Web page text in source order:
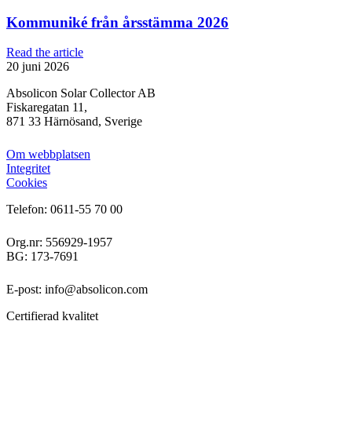
Kommuniké från årsstämma 2026
Read the article
20 juni 2026
Absolicon Solar Collector AB
Fiskaregatan 11,
871 33 Härnösand, Sverige
Om webbplatsen
Integritet
Cookies
Telefon: 0611-55 70 00
Org.nr: 556929-1957
BG: 173-7691
E-post: info@absolicon.com
Certifierad kvalitet